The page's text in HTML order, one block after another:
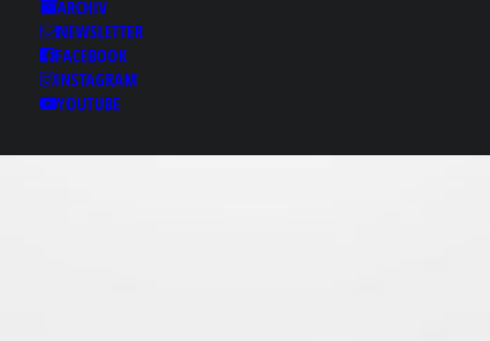
ARCHIV
NEWSLETTER
FACEBOOK
INSTAGRAM
YOUTUBE
출장т｛bamje1.com”
경상출장건마✁경상출
장오피✶경상핸플 경상